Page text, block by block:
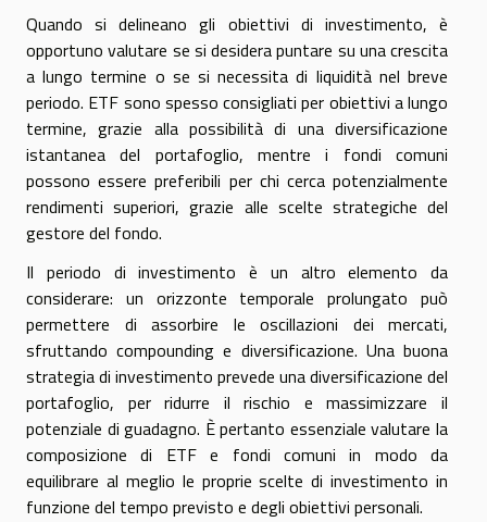
Quando si delineano gli obiettivi di investimento, è
opportuno valutare se si desidera puntare su una crescita
a lungo termine o se si necessita di liquidità nel breve
periodo. ETF sono spesso consigliati per obiettivi a lungo
termine, grazie alla possibilità di una diversificazione
istantanea del portafoglio, mentre i fondi comuni
possono essere preferibili per chi cerca potenzialmente
rendimenti superiori, grazie alle scelte strategiche del
gestore del fondo.
Il periodo di investimento è un altro elemento da
considerare: un orizzonte temporale prolungato può
permettere di assorbire le oscillazioni dei mercati,
sfruttando compounding e diversificazione. Una buona
strategia di investimento prevede una diversificazione del
portafoglio, per ridurre il rischio e massimizzare il
potenziale di guadagno. È pertanto essenziale valutare la
composizione di ETF e fondi comuni in modo da
equilibrare al meglio le proprie scelte di investimento in
funzione del tempo previsto e degli obiettivi personali.